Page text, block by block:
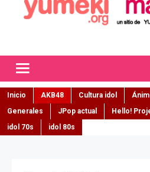
Inicio AKB48 Cultura idol
Generales
JPop actual Hello!
idol 70s
idol 80s